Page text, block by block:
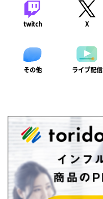
twitch X
その他 ライブ配信